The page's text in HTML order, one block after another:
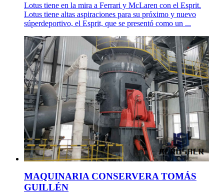
Lotus tiene en la mira a Ferrari y McLaren con el Esprit.
Lotus tiene altas aspiraciones para su próximo y nuevo
súperdeportivo, el Esprit, que se presentó como un ...
MAQUINARIA CONSERVERA TOMÁS
GUILLÉN